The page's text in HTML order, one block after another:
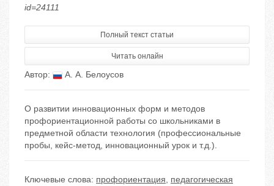
id=24111
Полный текст статьи
Читать онлайн
Автор: А. А. Белоусов
О развитии инновационных форм и методов
профориентационной работы со школьниками в
предметной области технология (профессиональные
пробы, кейс-метод, инновационный урок и т.д.).
Ключевые слова: профориентация, педагогическая